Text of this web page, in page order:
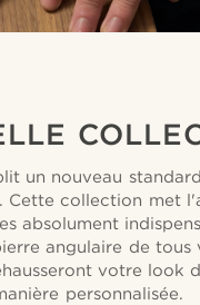
un nouveau
Cette collection met
absolument
angulaire de tous
votre look
personnalisée.